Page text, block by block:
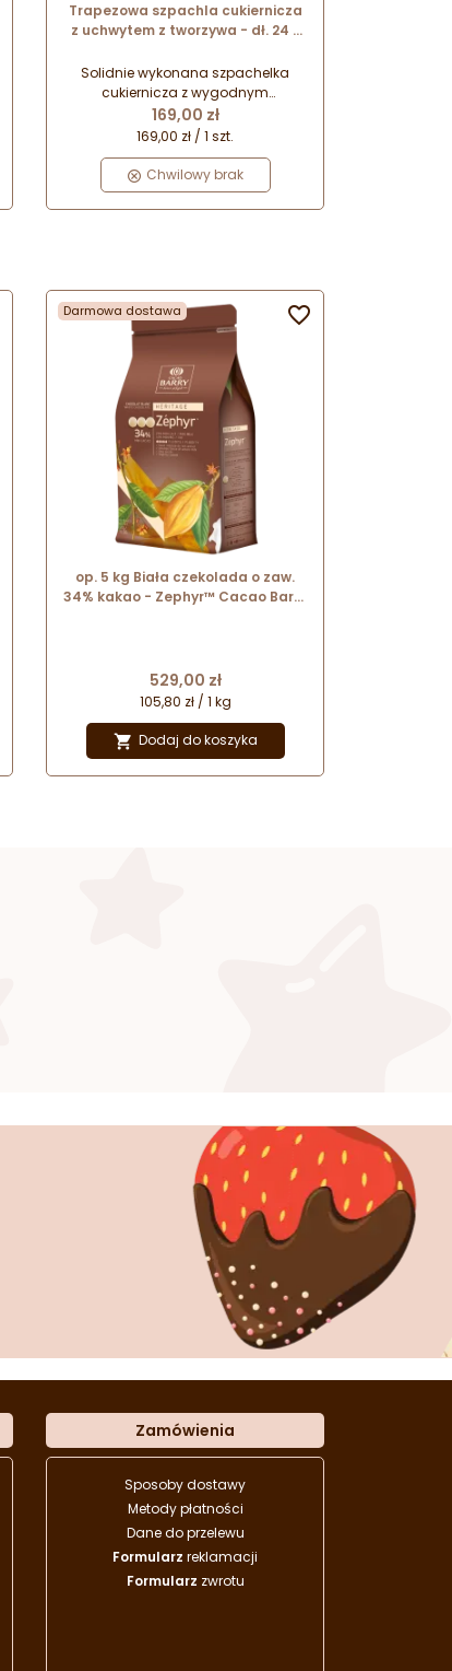
Trapezowa szpachla cukiernicza
z uchwytem z tworzywa - dł. 24 x
Chocolate World
Solidnie wykonana szpachelka
cukiernicza z wygodnym
uchwytem. Szpachla do
temperowania czekolady.
krojenia ciasta, siekania składników
oraz wygładzania mas
cukierniczych. Wykonana z
czekolady.
Cena
169,00 zł
169,00 zł / 1 szt.
Chwilowy brak
Darmowa dostawa
op. 5 kg Biała czekolada o zaw.
34% kakao - Zephyr™ Cacao Barry
Cena
529,00 zł
105,80 zł / 1 kg
 Dodaj do koszyka

Zamówienia
Sposoby dostawy
Metody płatności
Dane do przelewu
Formularz reklamacji
Formularz zwrotu